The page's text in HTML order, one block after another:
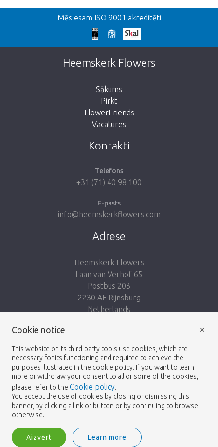
Atpakaļ
We're sorry
This page does not exist. Click on the
button below to return to the shop.
Mēs esam ISO 9001 akreditēti
Heemskerk Flowers
Sākums
Pirkt
FlowerFriends
Vacatures
Kontakti
Telefons
+31 (71) 40 98 100
E-pasts
info@heemskerkflowers.com
Adrese
Heemskerk Flowers
Laan van Verhof 65
Postbus 203
2230 AE Rijnsburg
Netherlands
© 2026 - Heemskerk Flowers
Heemskerk Flowers is a trading name of BGH A.Heemskerk AZN b.v.
Cookie notice
This website or its third-party tools use cookies, which are
necessary for its functioning and required to achieve the
purposes illustrated in the cookie policy. If you want to learn
more or withdraw your consent to all or some of the cookies,
please refer to the Cookie policy.
You accept the use of cookies by closing or dismissing this
banner, by clicking a link or button or by continuing to browse
otherwise.
Aizvērt Learn more
×